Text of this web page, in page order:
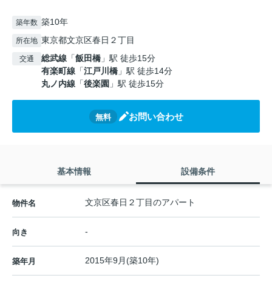
築年数 築10年
所在地 東京都文京区春日２丁目
交通 総武線 「飯田橋 」駅 徒歩15分
有楽町線 「江戸川橋 」駅 徒歩14分
丸ノ内線 「後楽園 」駅 徒歩15分
無料 お問い合わせ
基本情報 設備条件
物件名 文京区春日２丁目のアパート
向き -
築年月 2015年9月(築10年)